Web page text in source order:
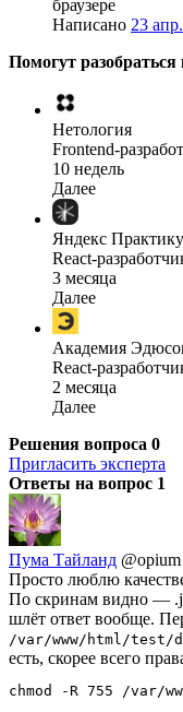
браузере
Написано 23 апр.
Помогут разобраться
Нетология
Frontend-
10 недель
Далее
Яндекс
React-
3 месяца
Далее
Академия
React-
2 месяца
Далее
Решения вопроса 0
Пригласить эксперта
Ответы на вопрос 1
Пума Тайланд @opium
Просто люблю
По скринам видно —
шлёт ответ вообще.
/var/www/html/test/
есть, скорее всего
chmod -R 755 /var/